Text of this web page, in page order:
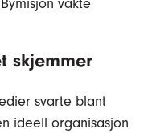
vakte
skjemmer
svarte blant
ideell organisasjon